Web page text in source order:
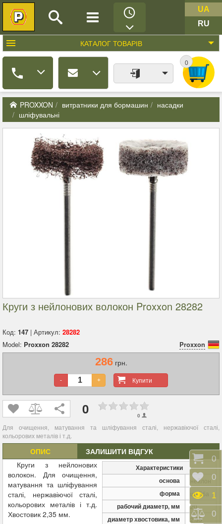
UA
RU
КАТАЛОГ ТОВАРІВ
0
PROXXON витратники для бормашин
насадки
шліфувальні
Круги з нейлонових волокон Proxxon 28282
Код: 147 | Артикул: 28282
Model: Proxxon 28282 Proxxon
286грн.
Купити
- +
0 0
Для очищення, матування та шліфування сталі, нержавіючої сталі,
кольорових металів і т.д.
ОПИС ЗАЛИШИТИ ВІДГУК
Характеристики
основа
нейлон
форма шайба
рабочий диаметр, мм 20
диаметр хвостовика, мм 2.35
Круги з нейлонових
волокон. Для очищення,
матування та шліфування
сталі, нержавіючої сталі,
кольорових металів і т.д.
Хвостовик 2,35 мм.
0
0
1
0